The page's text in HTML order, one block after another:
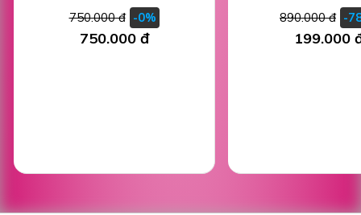
750.000 đ -0%
750.000 đ
890.000 đ -
199.000